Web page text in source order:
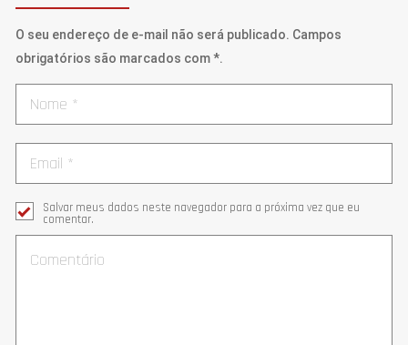
O seu endereço de e-mail não será publicado. Campos
obrigatórios são marcados com *.
Salvar meus dados neste navegador para a próxima vez que eu
comentar.